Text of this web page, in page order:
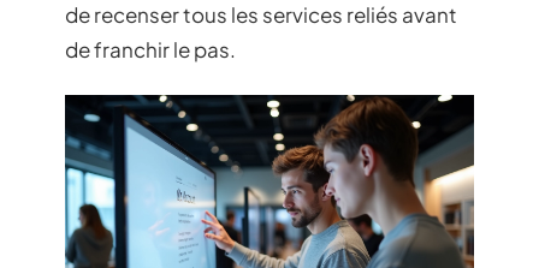
de recenser tous les services reliés avant
de franchir le pas.